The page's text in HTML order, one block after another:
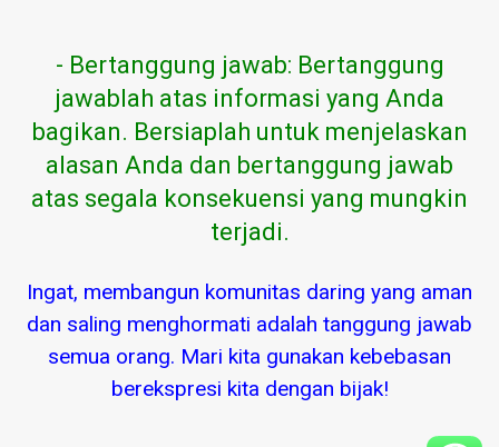
- Bertanggung jawab: Bertanggung
jawablah atas informasi yang Anda
bagikan. Bersiaplah untuk menjelaskan
alasan Anda dan bertanggung jawab
atas segala konsekuensi yang mungkin
terjadi.
Ingat, membangun komunitas daring yang aman
dan saling menghormati adalah tanggung jawab
semua orang. Mari kita gunakan kebebasan
berekspresi kita dengan bijak!